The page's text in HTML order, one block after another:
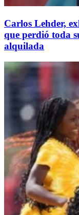
Carlos Lehder,
que perdió toda
alquilada